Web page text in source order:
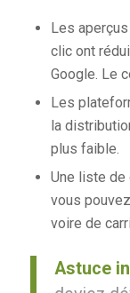
Les
clic ont
Google. Le
Les
la
plus faible.
Une liste
vous
voire de
Astuce